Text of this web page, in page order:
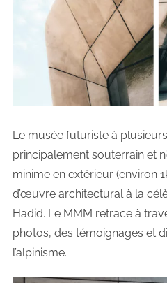
Le musée futuriste à
principalement souterrain et
minime en extérieur (environ
d’œuvre architectural à la
Hadid. Le MMM retrace à
photos, des témoignages et
l’alpinisme.